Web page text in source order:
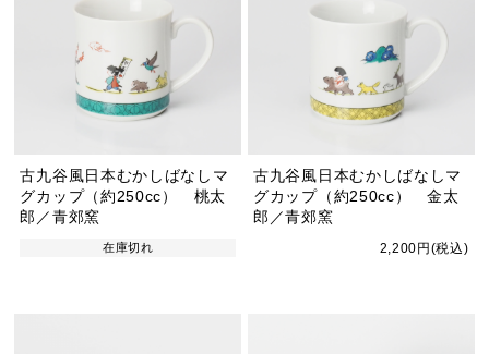
古九谷風日本むかしばなしマ
グカップ（約250cc） 桃太
郎／青郊窯
在庫切れ
古九谷風日本むかしばなしマ
グカップ（約250cc） 金太
郎／青郊窯
2,200円(税込)